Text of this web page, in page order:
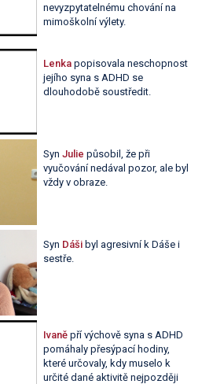
nevyzpytatelnému chování na
mimoškolní výlety.
Lenka popisovala neschopnost
jejího syna s ADHD se
dlouhodobě soustředit.
Syn Julie působil, že při
vyučování nedával pozor, ale byl
vždy v obraze.
Syn Dášibyl agresivní k Dáše i
sestře.
Ivaně pří výchově syna s ADHD
pomáhaly přesýpací hodiny,
které určovaly, kdy muselo k
určité dané aktivitě nejpozději